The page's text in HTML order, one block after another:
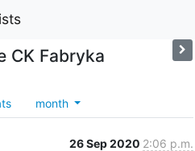
CK Fabryka
month
26 Sep 2020 2:06 p.m.